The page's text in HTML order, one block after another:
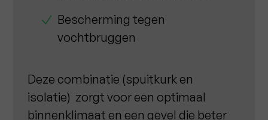
Bescherming tegen
vochtbruggen
Deze combinatie (spuitkurk en
isolatie) zorgt voor een optimaal
binnenklimaat en een gevel die beter